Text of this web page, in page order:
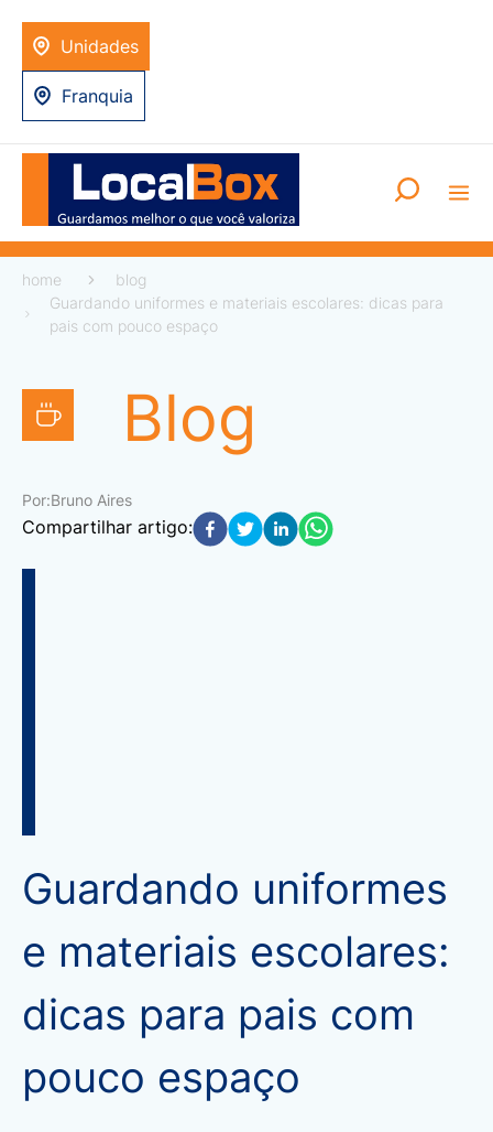
Unidades
Franquia
home
blog
Guardando uniformes e materiais escolares: dicas para
pais com pouco espaço
Blog
Por:Bruno Aires
Compartilhar artigo:
Guardando uniformes
e materiais escolares:
dicas para pais com
pouco espaço